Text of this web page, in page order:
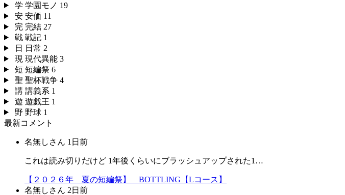
学 学園モノ 19
安 安価 11
完 完結 27
戦 戦記 1
日
日常 2
現 現代異能 3
短 短編祭 6
聖 聖杯戦争 4
講 講義系 1
遊 遊戯王 1
野 野球 1
最新コメント
名無しさん 1日前
これは読み切りだけど 1年後くらいにブラッシュアップされた1…
【２０２６年 夏の短編祭】 BOTTLING【Lコース】
名無しさん 2日前